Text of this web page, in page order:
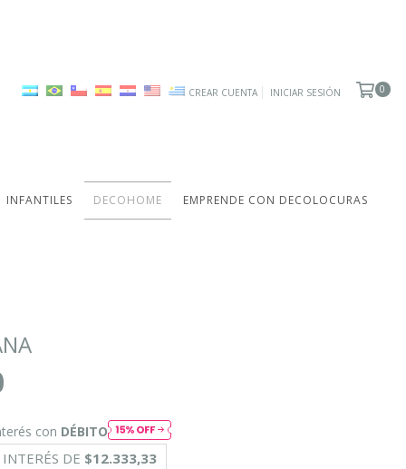
CREAR CUENTA INICIAR SESIÓN 0
INFANTILES DECOHOME EMPRENDE CON DECOLOCURAS
con DÉBITO
DE $12.333,33